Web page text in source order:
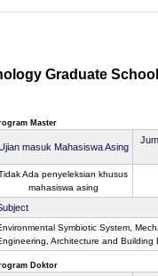
Graduate
Master
masuk Mahasiswa Asing
Ada penyeleksian khusus
mahasiswa asing
Symbiotic System,
Architecture and Building
Doktor